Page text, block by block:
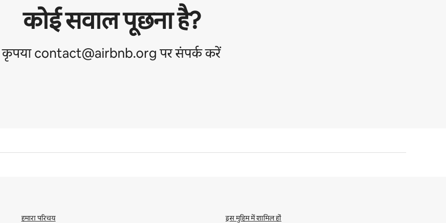
कोई सवाल पूछना है?
कृपया contact@airbnb.org पर संपर्क करें
हमारा परिचय इस मुहिम में शामिल हों